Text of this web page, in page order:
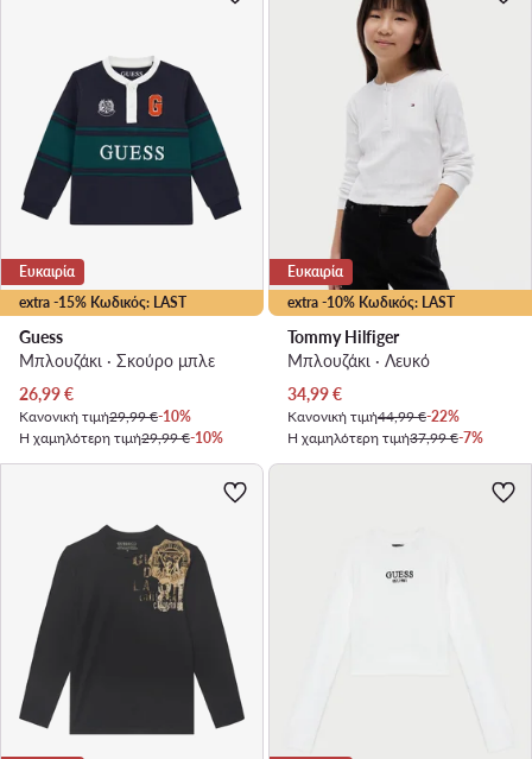
extra -15% Κωδικός: LAST
Ευκαιρία
Guess
Μπλουζάκι · Σκούρο μπλε
Τρέχουσα τιμή
26,99€
Κανονική τιμή29,99 €-10%
Η χαμηλότερη τιμή29,99 €-10%
extra -10% Κωδικός: LAST
Ευκαιρία
Tommy Hilfiger
Μπλουζάκι · Λευκό
Τρέχουσα τιμή
34,99€
Κανονική τιμή44,99 €-22%
Η χαμηλότερη τιμή37,99 €-7%